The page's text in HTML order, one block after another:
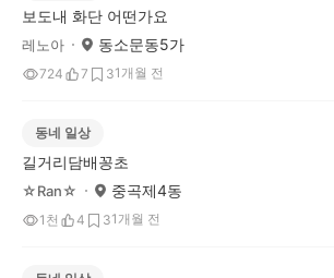
보도내 화단 어떤가요
레노아 동소문동5가
724 7 31개월 전
동네 일상
길거리담배꽁초
☆Ran☆ 중곡제4동
1천 4 31개월 전